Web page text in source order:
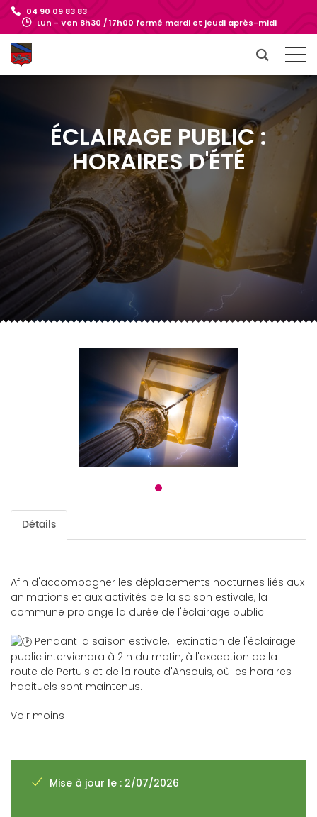
04 90 09 83 83
Lun - Ven 8h30 / 17h00 fermé mardi et jeudi après-midi
ÉCLAIRAGE PUBLIC :
HORAIRES D'ÉTÉ
Détails
Afin d'accompagner les déplacements nocturnes liés aux
animations et aux activités de la saison estivale, la
commune prolonge la durée de l'éclairage public.
Pendant la saison estivale, l'extinction de l'éclairage
public interviendra à 2 h du matin, à l'exception de la
route de Pertuis et de la route d'Ansouis, où les horaires
habituels sont maintenus.
Voir moins
Mise à jour le : 2/07/2026